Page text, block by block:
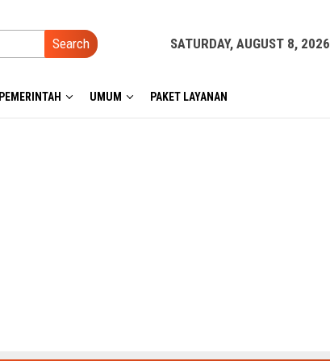
Search SATURDAY, AUGUST 8, 2026
PEMERINTAH UMUM PAKET LAYANAN